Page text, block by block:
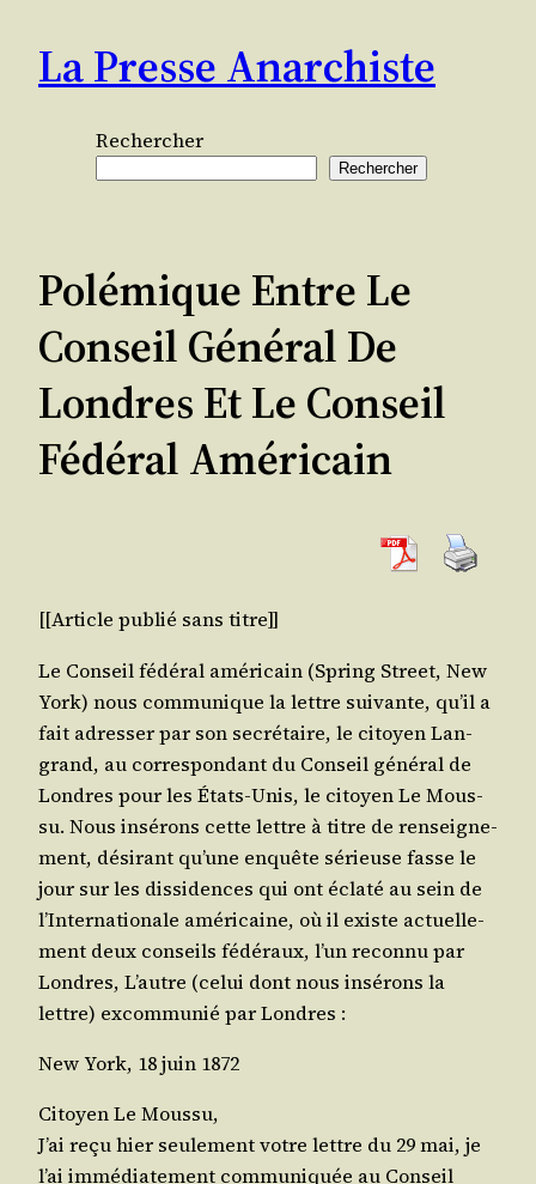
contenu
La Presse Anarchiste
Rechercher
Rechercher
Polémique Entre Le
Conseil Général De
Londres Et Le Conseil
Fédéral Américain
[[Article publié sans titre]]
Le Conseil fédé­ral amé­ri­cain (Spring Street, New
York) nous com­mu­nique la lettre sui­vante, qu’il a
fait adres­ser par son secré­taire, le citoyen Lan­
grand, au cor­res­pon­dant du Conseil géné­ral de
Londres pour les États-Unis, le citoyen Le Mous­
su. Nous insé­rons cette lettre à titre de ren­sei­gne­
ment, dési­rant qu’une enquête sérieuse fasse le
jour sur les dis­si­dences qui ont écla­té au sein de
l’In­ter­na­tio­nale amé­ri­caine, où il existe actuel­le­
ment deux conseils fédé­raux, l’un recon­nu par
Londres, L’autre (celui dont nous insé­rons la
lettre) excom­mu­nié par Londres :
New York, 18 juin 1872
Citoyen Le Moussu,
J’ai reçu hier seule­ment votre lettre du 29 mai, je
l’ai immé­dia­te­ment com­mu­ni­quée au Conseil